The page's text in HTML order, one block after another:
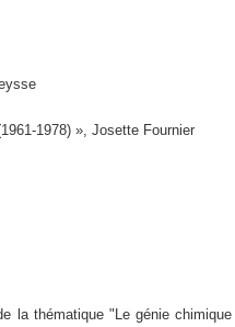
1978) », Josette Fournier
la thématique "Le génie